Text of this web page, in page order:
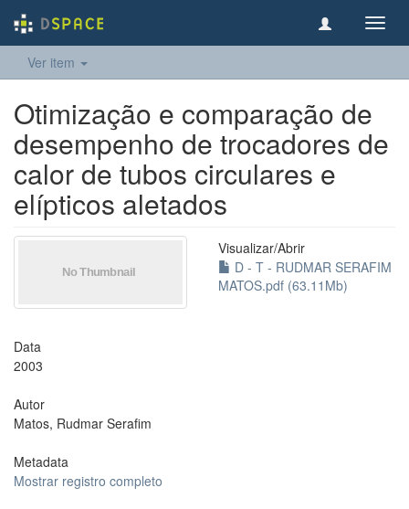
Ver item
Otimização e comparação de
desempenho de trocadores de
calor de tubos circulares e
elípticos aletados
Visualizar/Abrir
D - T - RUDMAR SERAFIM
MATOS.pdf (63.11Mb)
Data
2003
Autor
Matos, Rudmar Serafim
Metadata
Mostrar registro completo